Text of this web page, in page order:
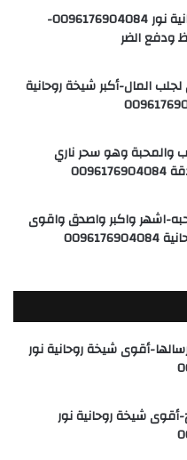
أقوى شيخة روحانية نور 0096176904084-
ودفع الضر
المال-أكبر شيخة روحانية
والمحبة وهو سحر ناري
اشهر واكبر واصدق واقوى
أقوى شيخة روحانية نور
أقوى شيخة روحانية نور